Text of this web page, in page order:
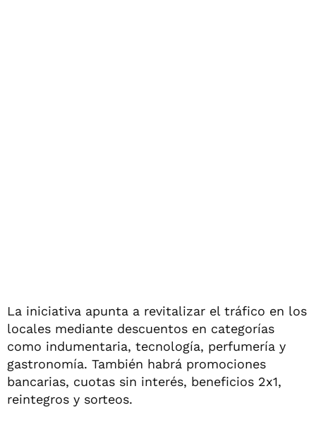
La iniciativa apunta a revitalizar el tráfico en los
locales mediante descuentos en categorías
como indumentaria, tecnología, perfumería y
gastronomía. También habrá promociones
bancarias, cuotas sin interés, beneficios 2x1,
reintegros y sorteos.